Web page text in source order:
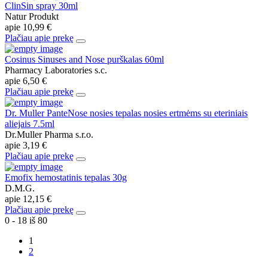
ClinSin spray 30ml
Natur Produkt
apie 10,99 €
Plačiau apie prekę
Cosinus Sinuses and Nose purškalas 60ml
Pharmacy Laboratories s.c.
apie 6,50 €
Plačiau apie prekę
Dr. Muller PanteNose nosies tepalas nosies ertmėms su eteriniais
aliejais 7.5ml
Dr.Muller Pharma s.r.o.
apie 3,19 €
Plačiau apie prekę
Emofix hemostatinis tepalas 30g
D.M.G.
apie 12,15 €
Plačiau apie prekę
0 - 18 iš 80
1
2